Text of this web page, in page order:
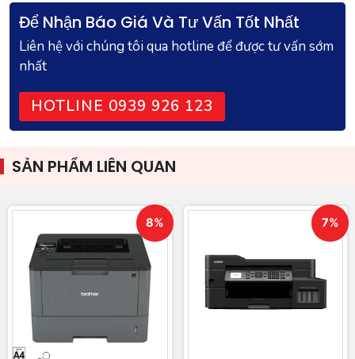
Để Nhận Báo Giá Và Tư Vấn Tốt Nhất
Liên hệ với chúng tôi qua hotline để được tư vấn sớm
nhất
HOTLINE 0939 926 123
SẢN PHẨM LIÊN QUAN
8% 7%